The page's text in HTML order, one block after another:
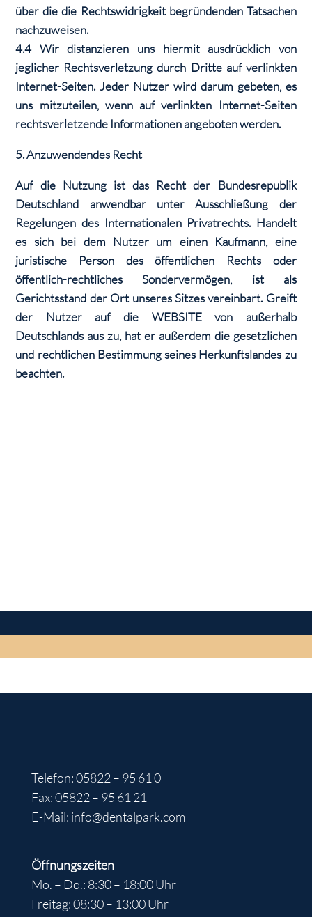
über die die Rechtswidrigkeit begründenden Tatsachen
nachzuweisen.
4.4 Wir distanzieren uns hiermit ausdrücklich von
jeglicher Rechtsverletzung durch Dritte auf verlinkten
Internet-Seiten. Jeder Nutzer wird darum gebeten, es
uns mitzuteilen, wenn auf verlinkten Internet-Seiten
rechtsverletzende Informationen angeboten werden.
5. Anzuwendendes Recht
Auf die Nutzung ist das Recht der Bundesrepublik
Deutschland anwendbar unter Ausschließung der
Regelungen des Internationalen Privatrechts. Handelt
es sich bei dem Nutzer um einen Kaufmann, eine
juristische Person des öffentlichen Rechts oder
öffentlich-rechtliches Sondervermögen, ist als
Gerichtsstand der Ort unseres Sitzes vereinbart. Greift
der Nutzer auf die WEBSITE von außerhalb
Deutschlands aus zu, hat er außerdem die gesetzlichen
und rechtlichen Bestimmung seines Herkunftslandes zu
beachten.
Telefon: 05822 – 95 61 0
Fax: 05822 – 95 61 21
E-Mail: info@dentalpark.com
Öffnungszeiten
Mo. – Do.: 8:30 – 18:00 Uhr
Freitag: 08:30 – 13:00 Uhr